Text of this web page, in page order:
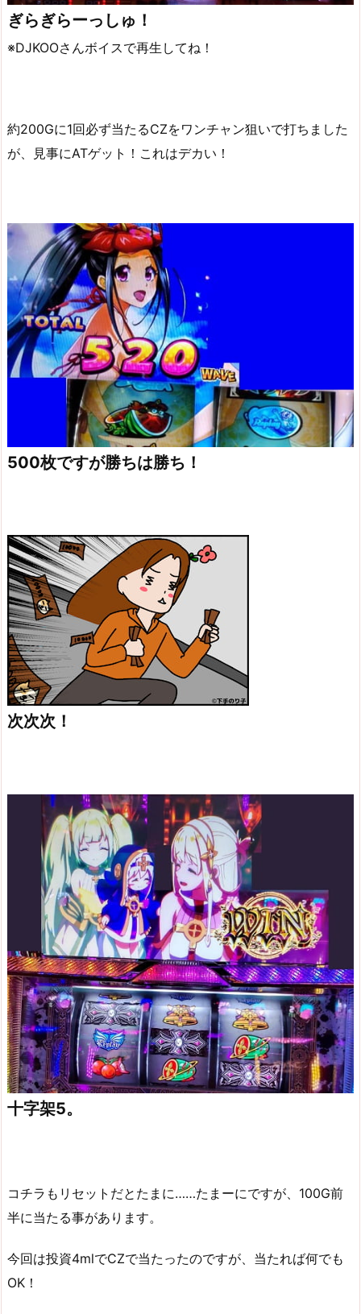
ぎらぎらーっしゅ！
※DJKOOさんボイスで再生してね！
約200Gに1回必ず当たるCZをワンチャン狙いで打ちました
が、見事にATゲット！これはデカい！
500枚ですが勝ちは勝ち！
次次次！
十字架5。
コチラもリセットだとたまに……たまーにですが、100G前
半に当たる事があります。
今回は投資4mlでCZで当たったのですが、当たれば何でも
OK！